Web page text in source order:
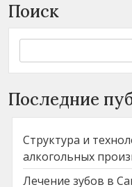
Поиск
Последние
Структура и
алкогольных
Лечение зубов в